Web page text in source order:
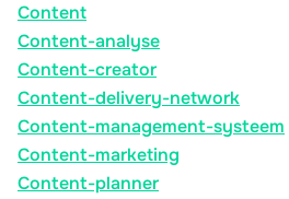
Content
Content-analyse
Content-creator
Content-delivery-network
Content-management-systeem
Content-marketing
Content-planner